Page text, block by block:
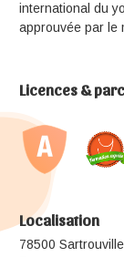
international du
approuvée par le
Licences &
Localisation
78500 Sartrouville